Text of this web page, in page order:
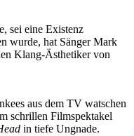
sei eine Existenz
wurde, hat Sänger Mark
Klang-Ästhetiker von
aus dem TV watschen
schrillen Filmspektakel
in tiefe Ungnade.